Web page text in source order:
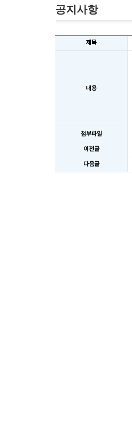
공지사항
제목
내용
첨부파일
이전글
다음글